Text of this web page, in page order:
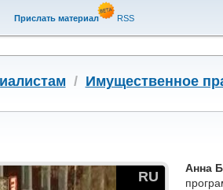
Прислать материал RSS
/ Имущественное
RU
Анна